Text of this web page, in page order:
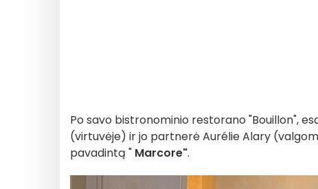
Po savo bistronominio restorano "Bouillon",
(virtuvėje) ir jo partnerė Aurélie Alary
pavadintą " Marcore".